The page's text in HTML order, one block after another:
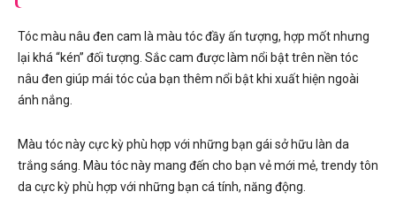
Tóc màu nâu đen cam là màu tóc đầy ấn tượng, hợp mốt nhưng
lại khá “kén” đối tượng. Sắc cam được làm nổi bật trên nền tóc
nâu đen giúp mái tóc của bạn thêm nổi bật khi xuất hiện ngoài
ánh nắng.
Màu tóc này cực kỳ phù hợp với những bạn gái sở hữu làn da
trắng sáng. Màu tóc này mang đến cho bạn vẻ mới mẻ, trendy tôn
da cực kỳ phù hợp với những bạn cá tính, năng động.